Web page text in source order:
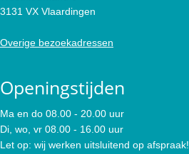
3131 VX Vlaardingen
Overige bezoekadressen
Openingstijden
Ma en do 08.00 - 20.00 uur
Di, wo, vr 08.00 - 16.00 uur
Let op: wij werken uitsluitend op afspraak!